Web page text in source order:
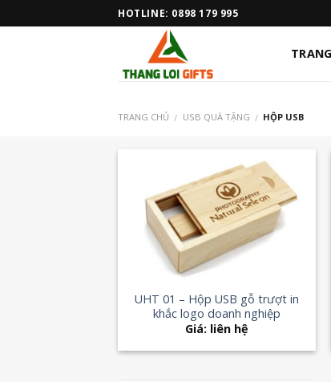
to
HOTLINE: 0898 179 995
TRANG CHỦ / USB QUÀ TẶNG / HỘP USB
Add to
Wishlist
UHT 01 – Hộp USB gỗ trượt in
khắc logo doanh nghiệp
Giá: liên hệ